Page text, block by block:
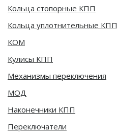
Кольца стопорные КПП
Кольца уплотнительные КПП
КОМ
Кулисы КПП
Механизмы переключения
МОД
Наконечники КПП
Переключатели